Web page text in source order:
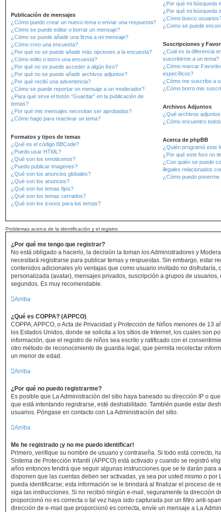
Publicación de mensajes
¿Cómo puedo crear un nuevo tema o enviar una respuesta?
¿Cómo se puede editar o borrar un mensaje?
¿Cómo se puede añadir una firma a mi mensaje?
¿Cómo creo una encuesta?
¿Por qué no se puede añadir más opciones a la encuesta?
¿Cómo edito o borro una encuesta?
¿Por qué no se puede acceder a algún foro?
¿Por qué no se puede añadir archivos adjuntos?
¿Por qué recibí una advertencia?
¿Cómo se puede reportar un mensaje a un moderador?
¿Para qué sirve el botón “Guardar” en la publicación de
temas?
¿Por qué mis mensajes necesitan ser aprobados?
¿Cómo hago para reactivar un tema?
Formatos y tipos de temas
¿Qué es el código BBCode?
¿Puedo usar HTML?
¿Qué son los emoticonos?
¿Puedo publicar imagenes?
¿Qué son los anuncios globales?
¿Qué son los anuncios?
¿Qué son los temas fijos?
¿Qué son los temas cerrados?
¿Qué son los iconos para los temas?
¿Por qué mi búsqueda
¿Por qué mi búsqueda
¿Cómo busco
¿Como se puede
Suscripciones y
¿Cuál es la diferencia
suscribirme a un tema?
¿Cómo marcar
específicos?
¿Cómo me suscribo a
¿Cómo borro mis
Archivos Adjuntos
¿Qué archivos
¿Cómo encuentro
Acerca de phpBB
¿Quién programó este
¿Por qué este foro no
¿Con quién se puede
ilegales relacionados
¿Cómo puedo
Problemas acerca de la identificación y el registro
¿Por qué me tengo que registrar?
No está obligado a hacerlo, la decisión la toman los Administradores y
necesitará registrarse para publicar temas y respuestas. Sin embargo, estar
contenidos adicionales y/o ventajas que como usuario invitado no disfrutaría,
personalizada (avatar), mensajes privados, suscripción a grupos de usuarios,
segundos. Es muy recomendable.
Arriba
¿Qué es COPPA? (APPCO)
COPPA, APPCO, o Acta de Privacidad y Protección de Niños menores de 13
los Estados Unidos, donde se solicita a los sitios de Internet, los cuales son
información, que el registro de niños sea escrito y ratificado con el
otro método de reconocimiento de guardia legal, que permita recolectar
un menor de edad.
Arriba
¿Por qué no puedo registrarme?
Es posible que La Administración del sitio haya baneado su dirección IP o
que está intentando registrarse, esté deshabilitado. También puede estar
usuarios. Póngase en contacto con La Administración del sitio.
Arriba
Me he registrado ¡y no me puedo identificar!
Primero, verifique su nombre de usuario y contraseña. Si todo está correcto,
Sistema de Protección Infantil (APPCO) está activado y cuando se registró
años entonces tendrá que seguir algunas instrucciones que se le darán para
disponen que las cuentas deben ser activadas, ya sea por usted mismo o por
pueda identificarse; esta información se le brindará al finalizar el proceso de
siga las instrucciones. Si no recibió ningún e-mail, seguramente la dirección
proporcionó no es correcta o tal vez haya sido capturada por un filtro anti-
dirección de e-mail que proporcionó es correcta, envíe un mensaje a La